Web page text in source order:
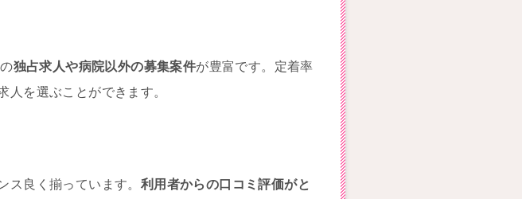
独占求人や病院以外の募集案件が豊富です。定着率
を選ぶことができます。
ス良く揃っています。 利用者からの口コミ評価がと